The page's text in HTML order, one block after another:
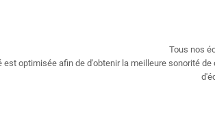
Tous nos
est optimisée afin de d'obtenir la meilleure sonorité